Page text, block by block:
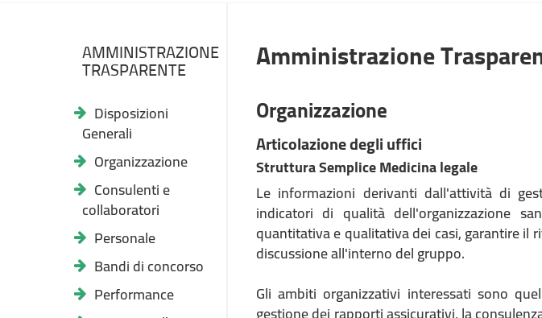
AMMINISTRAZIONE
TRASPARENTE
Disposizioni
Generali
Organizzazione
Consulenti e
collaboratori
Personale
Bandi di concorso
Performance
Amministrazione
Organizzazione
Articolazione degli uffici
Struttura Semplice Medicina legale
Le informazioni derivanti dall'attività di
indicatori di qualità dell'organizzazione
quantitativa e qualitativa dei casi, garantire
discussione all'interno del gruppo.
Gli ambiti organizzativi interessati sono